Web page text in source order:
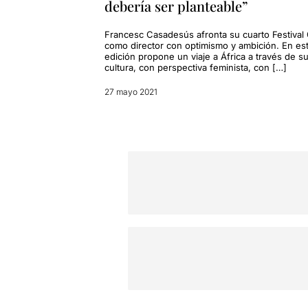
debería ser planteable”
Francesc Casadesús afronta su cuarto Festival
como director con optimismo y ambición. En
edición propone un viaje a África a través de su
cultura, con perspectiva feminista, con […]
27 mayo 2021